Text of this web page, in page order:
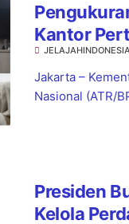
Kantor
Kepastian
JELAJAHINDONESIA
Jakarta –
Nasional (ATR/
Presiden
Kelola